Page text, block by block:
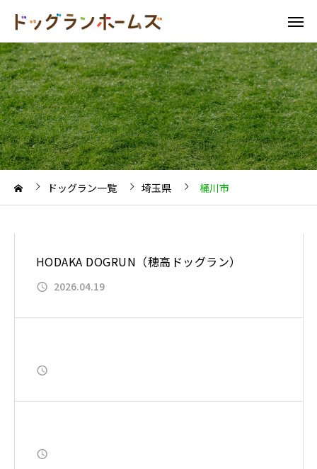
ドッグラン一覧 埼玉県 桶川市
HODAKA DOGRUN（穂高ドッグラン）
2026.04.19